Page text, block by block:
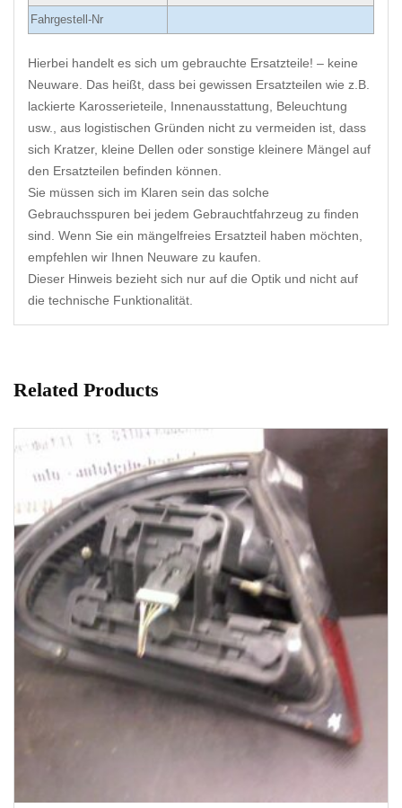
Fahrgestell-Nr
Hierbei handelt es sich um gebrauchte Ersatzteile! – keine
Neuware. Das heißt, dass bei gewissen Ersatzteilen wie z.B.
lackierte Karosserieteile, Innenausstattung, Beleuchtung
usw., aus logistischen Gründen nicht zu vermeiden ist, dass
sich Kratzer, kleine Dellen oder sonstige kleinere Mängel auf
den Ersatzteilen befinden können.
Sie müssen sich im Klaren sein das solche
Gebrauchsspuren bei jedem Gebrauchtfahrzeug zu finden
sind. Wenn Sie ein mängelfreies Ersatzteil haben möchten,
empfehlen wir Ihnen Neuware zu kaufen.
Dieser Hinweis bezieht sich nur auf die Optik und nicht auf
die technische Funktionalität.
Related Products
1-3 Werktage